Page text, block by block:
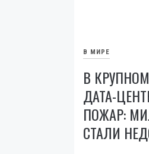
В МИРЕ
В
ДАТА-
ПОЖАР:
СТАЛИ